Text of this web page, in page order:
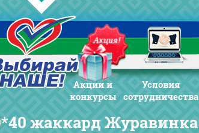
Акции и
конкурсы
Условия
сотрудничества
жаккард Журавинка